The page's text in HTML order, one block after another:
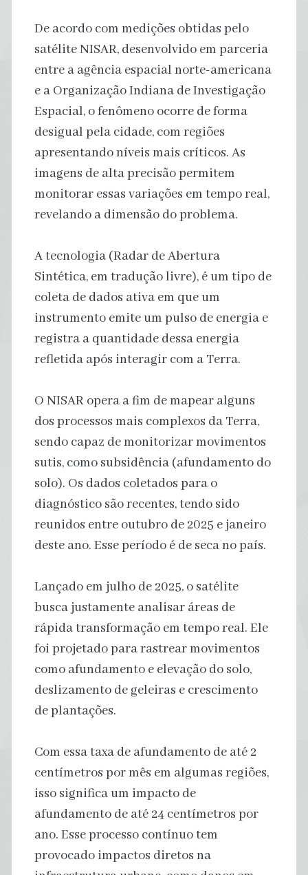
De acordo com medições obtidas pelo
satélite NISAR, desenvolvido em parceria
entre a agência espacial norte-americana
e a Organização Indiana de Investigação
Espacial, o fenômeno ocorre de forma
desigual pela cidade, com regiões
apresentando níveis mais críticos. As
imagens de alta precisão permitem
monitorar essas variações em tempo real,
revelando a dimensão do problema.
A tecnologia (Radar de Abertura
Sintética, em tradução livre), é um tipo de
coleta de dados ativa em que um
instrumento emite um pulso de energia e
registra a quantidade dessa energia
refletida após interagir com a Terra.
O NISAR opera a fim de mapear alguns
dos processos mais complexos da Terra,
sendo capaz de monitorizar movimentos
sutis, como subsidência (afundamento do
solo). Os dados coletados para o
diagnóstico são recentes, tendo sido
reunidos entre outubro de 2025 e janeiro
deste ano. Esse período é de seca no país.
Lançado em julho de 2025, o satélite
busca justamente analisar áreas de
rápida transformação em tempo real. Ele
foi projetado para rastrear movimentos
como afundamento e elevação do solo,
deslizamento de geleiras e crescimento
de plantações.
Com essa taxa de afundamento de até 2
centímetros por mês em algumas regiões,
isso significa um impacto de
afundamento de até 24 centímetros por
ano. Esse processo contínuo tem
provocado impactos diretos na